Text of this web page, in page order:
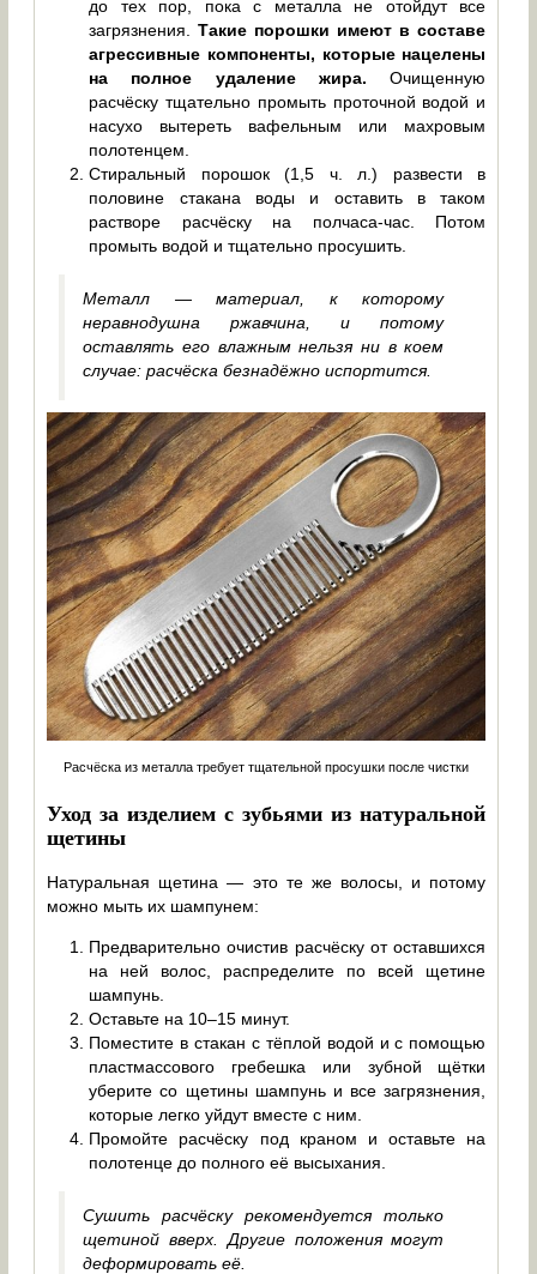
до тех пор, пока с металла не отойдут все
загрязнения.Такие порошки имеют в составе
агрессивные компоненты, которые нацелены
на полное удаление жира. Очищенную
расчёску тщательно промыть проточной водой и
насухо вытереть вафельным или махровым
полотенцем.
Стиральный порошок (1,5 ч. л.) развести в
половине стакана воды и оставить в таком
растворе расчёску на полчаса-час. Потом
промыть водой и тщательно просушить.
Металл — материал, к которому
неравнодушна ржавчина, и потому
оставлять его влажным нельзя ни в коем
случае: расчёска безнадёжно испортится.
Расчёска из металла требует тщательной просушки после чистки
Уход за изделием с зубьями из натуральной
щетины
Натуральная щетина — это те же волосы, и потому
можно мыть их шампунем:
Предварительно очистив расчёску от оставшихся
на ней волос, распределите по всей щетине
шампунь.
Оставьте на 10–15 минут.
Поместите в стакан с тёплой водой и с помощью
пластмассового гребешка или зубной щётки
уберите со щетины шампунь и все загрязнения,
которые легко уйдут вместе с ним.
Промойте расчёску под краном и оставьте на
полотенце до полного её высыхания.
Сушить расчёску рекомендуется только
щетиной вверх. Другие положения могут
деформировать её.